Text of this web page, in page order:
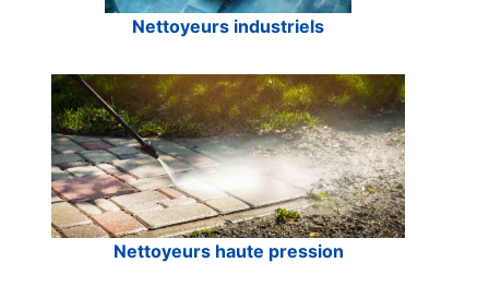
Nettoyeurs industriels
Nettoyeurs haute pression